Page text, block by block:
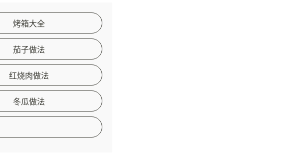
烤箱大全
茄子做法
红烧肉做法
冬瓜做法